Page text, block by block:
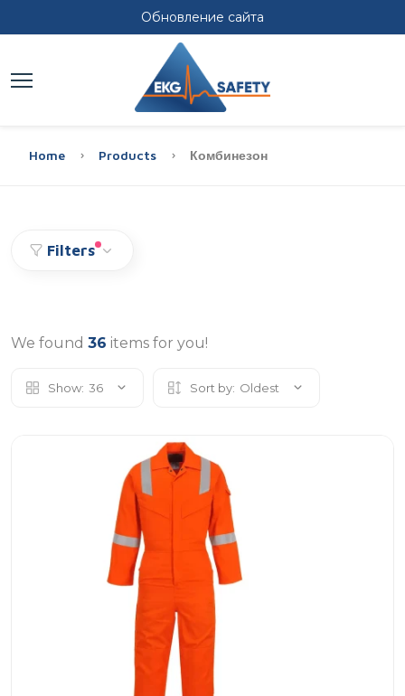
Обновление сайта
Home Products Комбинезон
Filters
We found 36 items for you!
Show: 36 Sort by: Oldest